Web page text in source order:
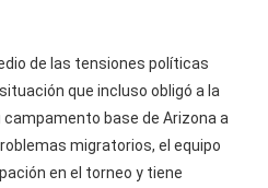
de las tensiones políticas
que incluso obligó a la
base de Arizona a
migratorios, el equipo
en el torneo y tiene